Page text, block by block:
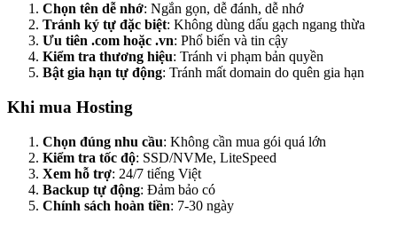
Chọn tên dễ nhớ: Ngắn gọn, dễ đánh, dễ nhớ
Tránh ký tự đặc biệt: Không dùng dấu gạch ngang thừa
Ưu tiên .com hoặc .vn: Phổ biến và tin cậy
Kiểm tra thương hiệu: Tránh vi phạm bản quyền
Bật gia hạn tự động: Tránh mất domain do quên gia hạn
Khi mua Hosting
Chọn đúng nhu cầu: Không cần mua gói quá lớn
Kiểm tra tốc độ: SSD/NVMe, LiteSpeed
Xem hỗ trợ: 24/7 tiếng Việt
Backup tự động: Đảm bảo có
Chính sách hoàn tiền: 7-30 ngày